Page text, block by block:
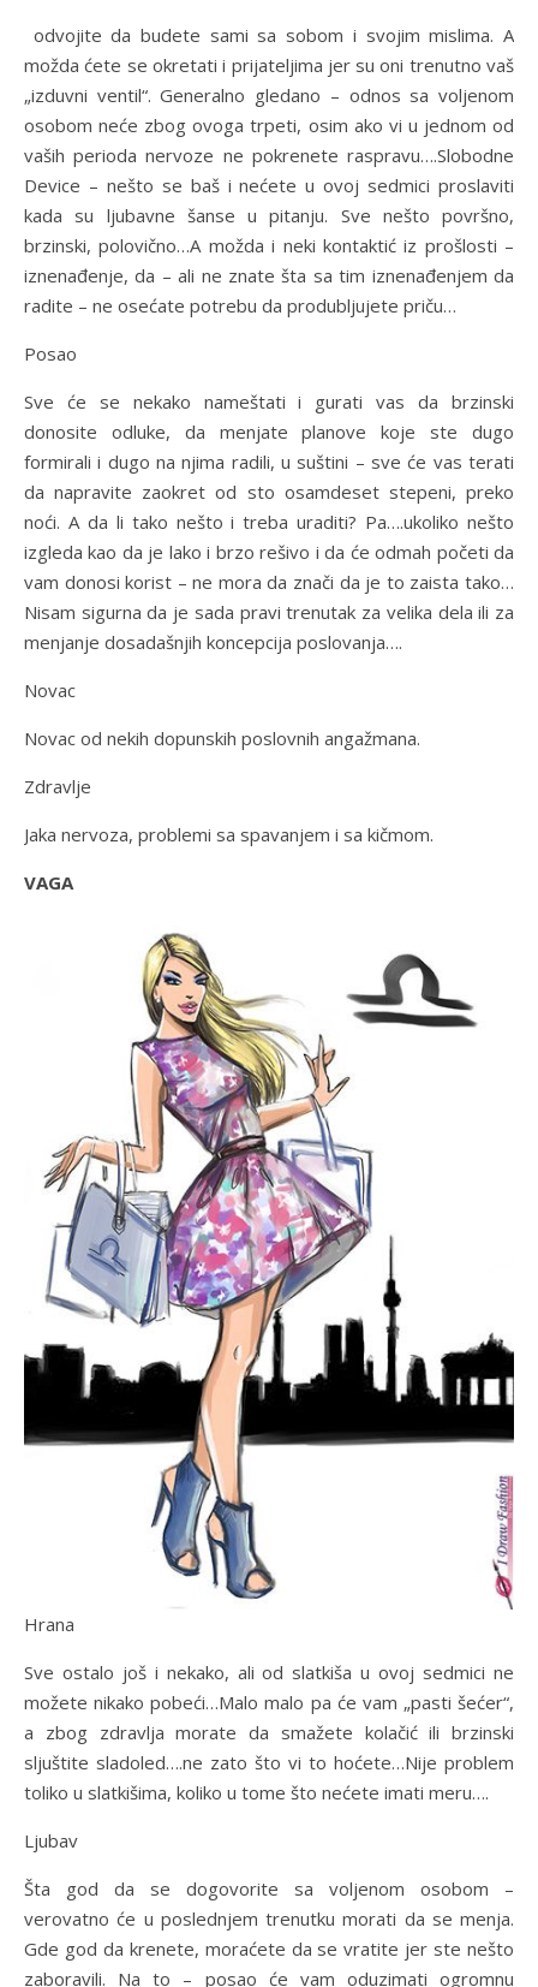
odvojite da budete sami sa sobom i svojim mislima. A
možda ćete se okretati i prijateljima jer su oni trenutno vaš
„izduvni ventil“. Generalno gledano – odnos sa voljenom
osobom neće zbog ovoga trpeti, osim ako vi u jednom od
vaših perioda nervoze ne pokrenete raspravu….Slobodne
Device – nešto se baš i nećete u ovoj sedmici proslaviti
kada su ljubavne šanse u pitanju. Sve nešto površno,
brzinski, polovično…A možda i neki kontaktić iz prošlosti –
iznenađenje, da – ali ne znate šta sa tim iznenađenjem da
radite – ne osećate potrebu da produbljujete priču…
Posao
Sve će se nekako nameštati i gurati vas da brzinski
donosite odluke, da menjate planove koje ste dugo
formirali i dugo na njima radili, u suštini – sve će vas terati
da napravite zaokret od sto osamdeset stepeni, preko
noći. A da li tako nešto i treba uraditi? Pa….ukoliko nešto
izgleda kao da je lako i brzo rešivo i da će odmah početi da
vam donosi korist – ne mora da znači da je to zaista tako…
Nisam sigurna da je sada pravi trenutak za velika dela ili za
menjanje dosadašnjih koncepcija poslovanja….
Novac
Novac od nekih dopunskih poslovnih angažmana.
Zdravlje
Jaka nervoza, problemi sa spavanjem i sa kičmom.
VAGA
Hrana
Sve ostalo još i nekako, ali od slatkiša u ovoj sedmici ne
možete nikako pobeći…Malo malo pa će vam „pasti šećer“,
a zbog zdravlja morate da smažete kolačić ili brzinski
sljuštite sladoled….ne zato što vi to hoćete…Nije problem
toliko u slatkišima, koliko u tome što nećete imati meru….
Ljubav
Šta god da se dogovorite sa voljenom osobom –
verovatno će u poslednjem trenutku morati da se menja.
Gde god da krenete, moraćete da se vratite jer ste nešto
zaboravili. Na to – posao će vam oduzimati ogromnu